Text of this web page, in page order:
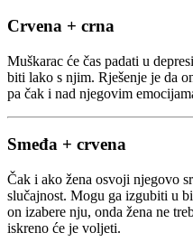
Crvena + crna
Muškarac će čas padati u
biti lako s njim. Rješenje je da
pa čak i nad njegovim
Smeđa + crvena
Čak i ako žena osvoji njegovo
slučajnost. Mogu ga izgubiti u
on izabere nju, onda žena ne
iskreno će je voljeti.